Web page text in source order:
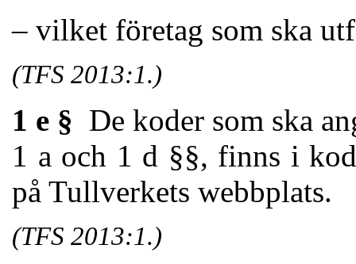
– vilket företag som ska
(TFS 2013:1.)
1 e § De koder som ska
1 a och 1 d §§, finns i
på Tullverkets webbplats.
(TFS 2013:1.)